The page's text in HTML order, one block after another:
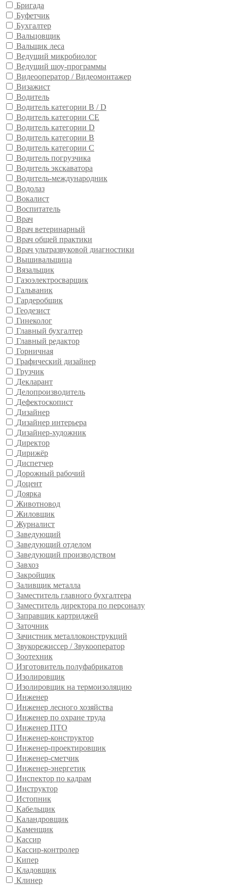
Бригада
Буфетчик
Бухгалтер
Вальцовщик
Вальщик леса
Ведущий микробиолог
Ведущий шоу-программы
Видеооператор / Видеомонтажер
Визажист
Водитель
Водитель категории B / D
Водитель категории CE
Водитель категории D
Водитель категории В
Водитель категории С
Водитель погрузчика
Водитель экскаватора
Водитель-международник
Водолаз
Вокалист
Воспитатель
Врач
Врач ветеринарный
Врач общей практики
Врач ультразвуковой диагностики
Вышивальщица
Вязальщик
Газоэлектросварщик
Гальваник
Гардеробщик
Геодезист
Гинеколог
Главный бухгалтер
Главный редактор
Горничная
Графический дизайнер
Грузчик
Декларант
Делопроизводитель
Дефектоскопист
Дизайнер
Дизайнер интерьера
Дизайнер-художник
Директор
Дирижёр
Диспетчер
Дорожный рабочий
Доцент
Доярка
Животновод
Жиловщик
Журналист
Заведующий
Заведующий отделом
Заведующий производством
Завхоз
Закройщик
Заливщик металла
Заместитель главного бухгалтера
Заместитель директора по персоналу
Заправщик картриджей
Заточник
Зачистник металлоконструкций
Звукорежиссер / Звукооператор
Зоотехник
Изготовитель полуфабрикатов
Изолировщик
Изолировщик на термоизоляцию
Инженер
Инженер лесного хозяйства
Инженер по охране труда
Инженер ПТО
Инженер-конструктор
Инженер-проектировщик
Инженер-сметчик
Инженер-энергетик
Инспектор по кадрам
Инструктор
Истопник
Кабельщик
Каландровщик
Каменщик
Кассир
Кассир-контролер
Кипер
Кладовщик
Клинер